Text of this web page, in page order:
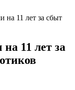
на 11 лет за сбыт
11 лет за